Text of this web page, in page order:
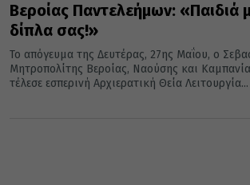
Βεροίας Παντελεήμων: «Παιδιά
δίπλα σας!»
Το απόγευμα της Δευτέρας, 27ης Μαΐου, ο
Μητροπολίτης Βεροίας, Ναούσης και
τέλεσε εσπερινή Αρχιερατική Θεία Λειτουργία...